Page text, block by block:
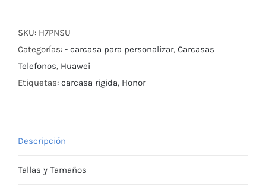
SKU: H7PNSU
Categorías: - carcasa para personalizar, Carcasas
Telefonos, Huawei
Etiquetas: carcasa rigida, Honor
Descripción
Tallas y Tamaños